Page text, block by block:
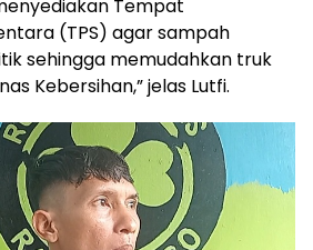
Tempat
(TPS) agar sampah
sehingga memudahkan truk
Kebersihan,” jelas Lutfi.